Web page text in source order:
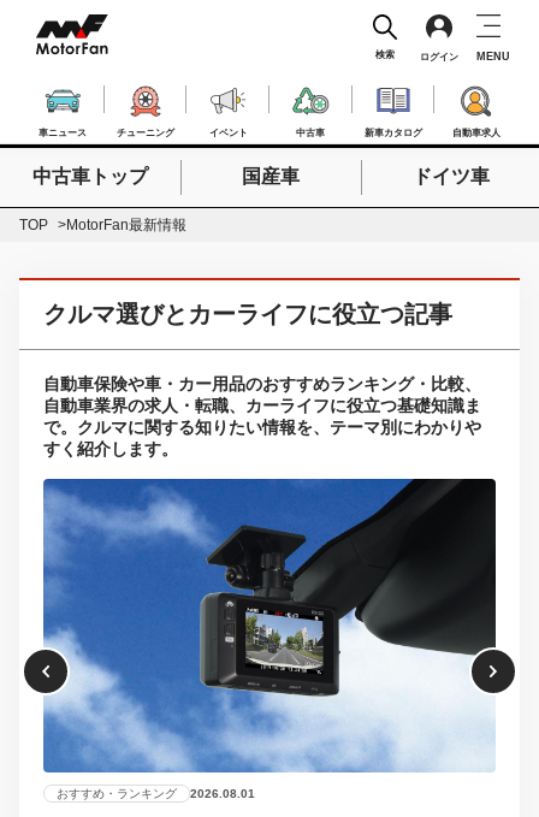
車ニュース チューニング イベント 中古車 新車カタログ 自動車求人
検索 ログイン MENU
検索したいキーワードを入力
中古車トップ 国産車 ドイツ車
TOP MotorFan最新情報
クルマ選びとカーライフに役立つ記事
自動車保険や車・カー用品のおすすめランキング・比較、
自動車業界の求人・転職、カーライフに役立つ基礎知識ま
で。クルマに関する知りたい情報を、テーマ別にわかりや
すく紹介します。
おすすめ・ランキング 2026.08.01